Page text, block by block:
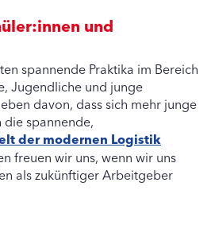
und
spannende Praktika im Bereich
Jugendliche und junge
davon, dass sich mehr junge
die spannende,
der modernen Logistik
freuen wir uns, wenn wir uns
als zukünftiger Arbeitgeber